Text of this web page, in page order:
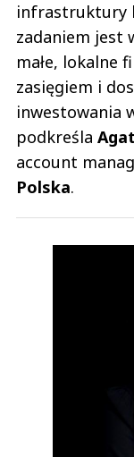
infrastruktury
zadaniem jest
małe, lokalne
zasięgiem i
inwestowania
podkreśla
account
Polska.